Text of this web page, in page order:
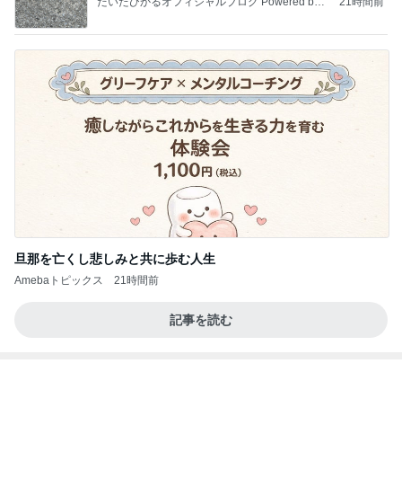
旦那を亡くし悲しみと共に歩む人生
Amebaトピックス 21時間前
記事を読む